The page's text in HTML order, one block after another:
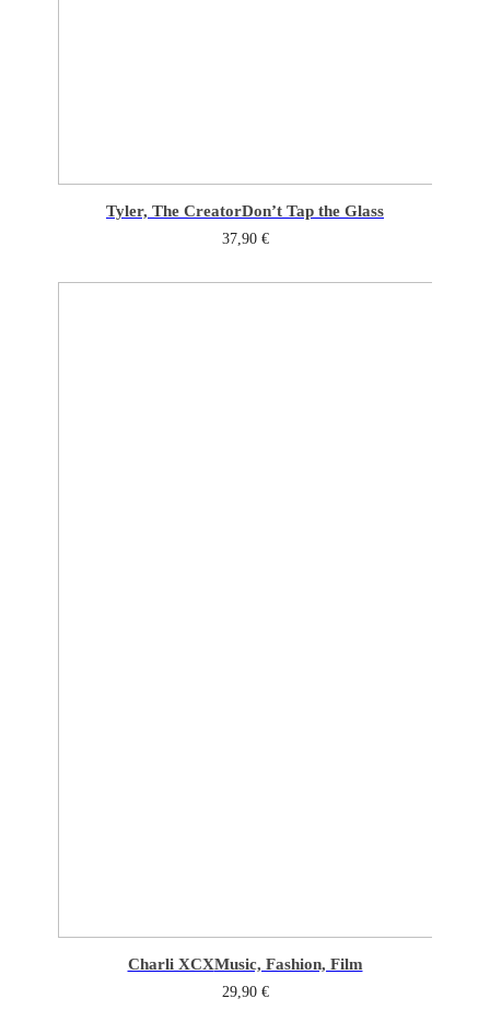
Tyler, The CreatorDon’t Tap the Glass
37,90 €
Charli XCXMusic, Fashion, Film
29,90 €